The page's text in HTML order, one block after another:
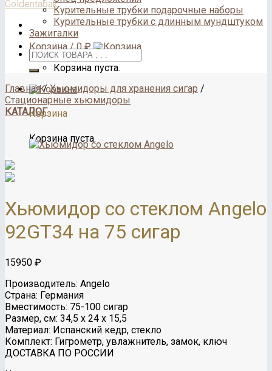
Корзина /0₽
Корзина пуста.
Корзина
Корзина пуста.
Курительные трубки подарочные наборы
Курительные трубки с длинным мундштуком
Зажигалки
Главная / Хьюмидоры для хранения сигар /
Стационарные хьюмидоры
КАТАЛОГ
Хьюмидор со стеклом Angelo
92GT34 на 75 сигар
15950 ₽
Производитель: Angelo
Страна: Германия
Вместимость: 75-100 сигар
Размер, см: 34,5 х 24 х 15,5
Материал: Испанский кедр, стекло
Комплект: Гигрометр, увлажнитель, замок, ключ
ДОСТАВКА ПО РОССИИ